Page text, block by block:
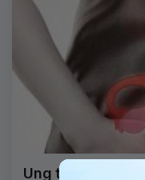
Ung thư cổ tử